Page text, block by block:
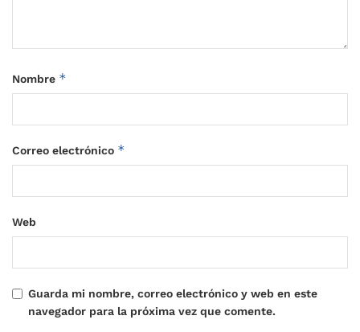
Nombre *
Correo electrónico *
Web
Guarda mi nombre, correo electrónico y web en este
navegador para la próxima vez que comente.